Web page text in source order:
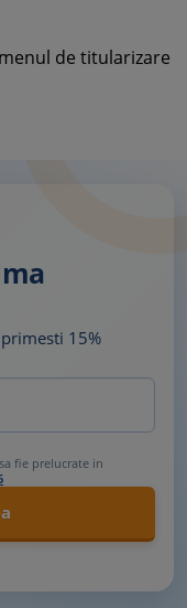
de titularizare
15%
fie prelucrate in